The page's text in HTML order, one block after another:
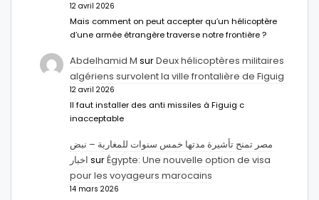
12 avril 2026
Mais comment on peut accepter qu’un hélicoptère
d’une armée étrangère traverse notre frontière ?
Abdelhamid M surDeux hélicoptères militaires
algériens survolent la ville frontalière de Figuig
12 avril 2026
Il faut installer des anti missiles à Figuig c
inacceptable
مصر تمنح تأشيرة مدتها خمس سنوات للمغاربة – نبض
اخبار surÉgypte: Une nouvelle option de visa
pour les voyageurs marocains
14 mars 2026